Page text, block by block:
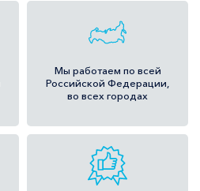
Мы работаем по всей
Российской Федерации,
во всех городах